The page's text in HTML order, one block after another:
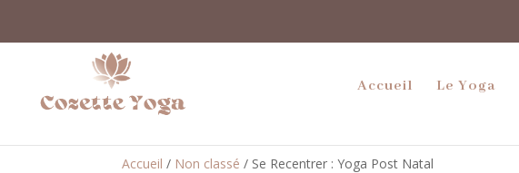
Accueil Le Yoga
Accueil / Non classé / Se Recentrer : Yoga Post Natal